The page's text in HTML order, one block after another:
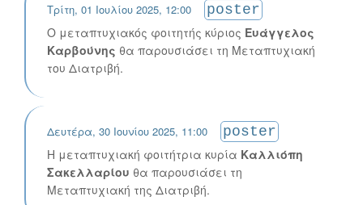
Τρίτη, 01 Ιουλίου 2025, 12:00
poster
Ο μεταπτυχιακός φοιτητής κύριος Ευάγγελος
Καρβούνης θα παρουσιάσει τη Μεταπτυχιακή
του Διατριβή.
Δευτέρα, 30 Ιουνίου 2025, 11:00
poster
Η μεταπτυχιακή φοιτήτρια κυρία Καλλιόπη
Σακελλαρίου θα παρουσιάσει τη
Μεταπτυχιακή της Διατριβή.